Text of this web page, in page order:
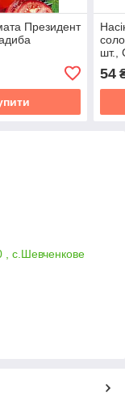
Президент
шт.,
54
, с.Шевченкове